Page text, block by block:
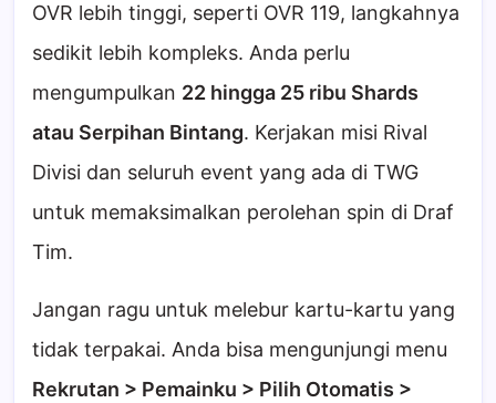
OVR lebih tinggi, seperti OVR 119, langkahnya
sedikit lebih kompleks. Anda perlu
mengumpulkan 22 hingga 25 ribu Shards
atau Serpihan Bintang. Kerjakan misi Rival
Divisi dan seluruh event yang ada di TWG
untuk memaksimalkan perolehan spin di Draf
Tim.
Jangan ragu untuk melebur kartu-kartu yang
tidak terpakai. Anda bisa mengunjungi menu
Rekrutan > Pemainku > Pilih Otomatis >